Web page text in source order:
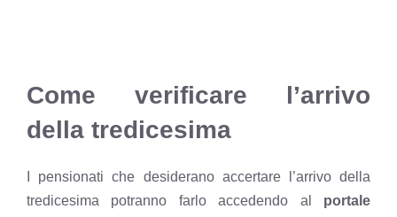
Come verificare l’arrivo
della tredicesima
I pensionati che desiderano accertare l’arrivo della
tredicesima potranno farlo accedendo al portale